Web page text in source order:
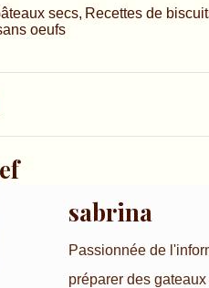
secs Recettes de
oeufs
sabrina
Passionnée de
préparer des